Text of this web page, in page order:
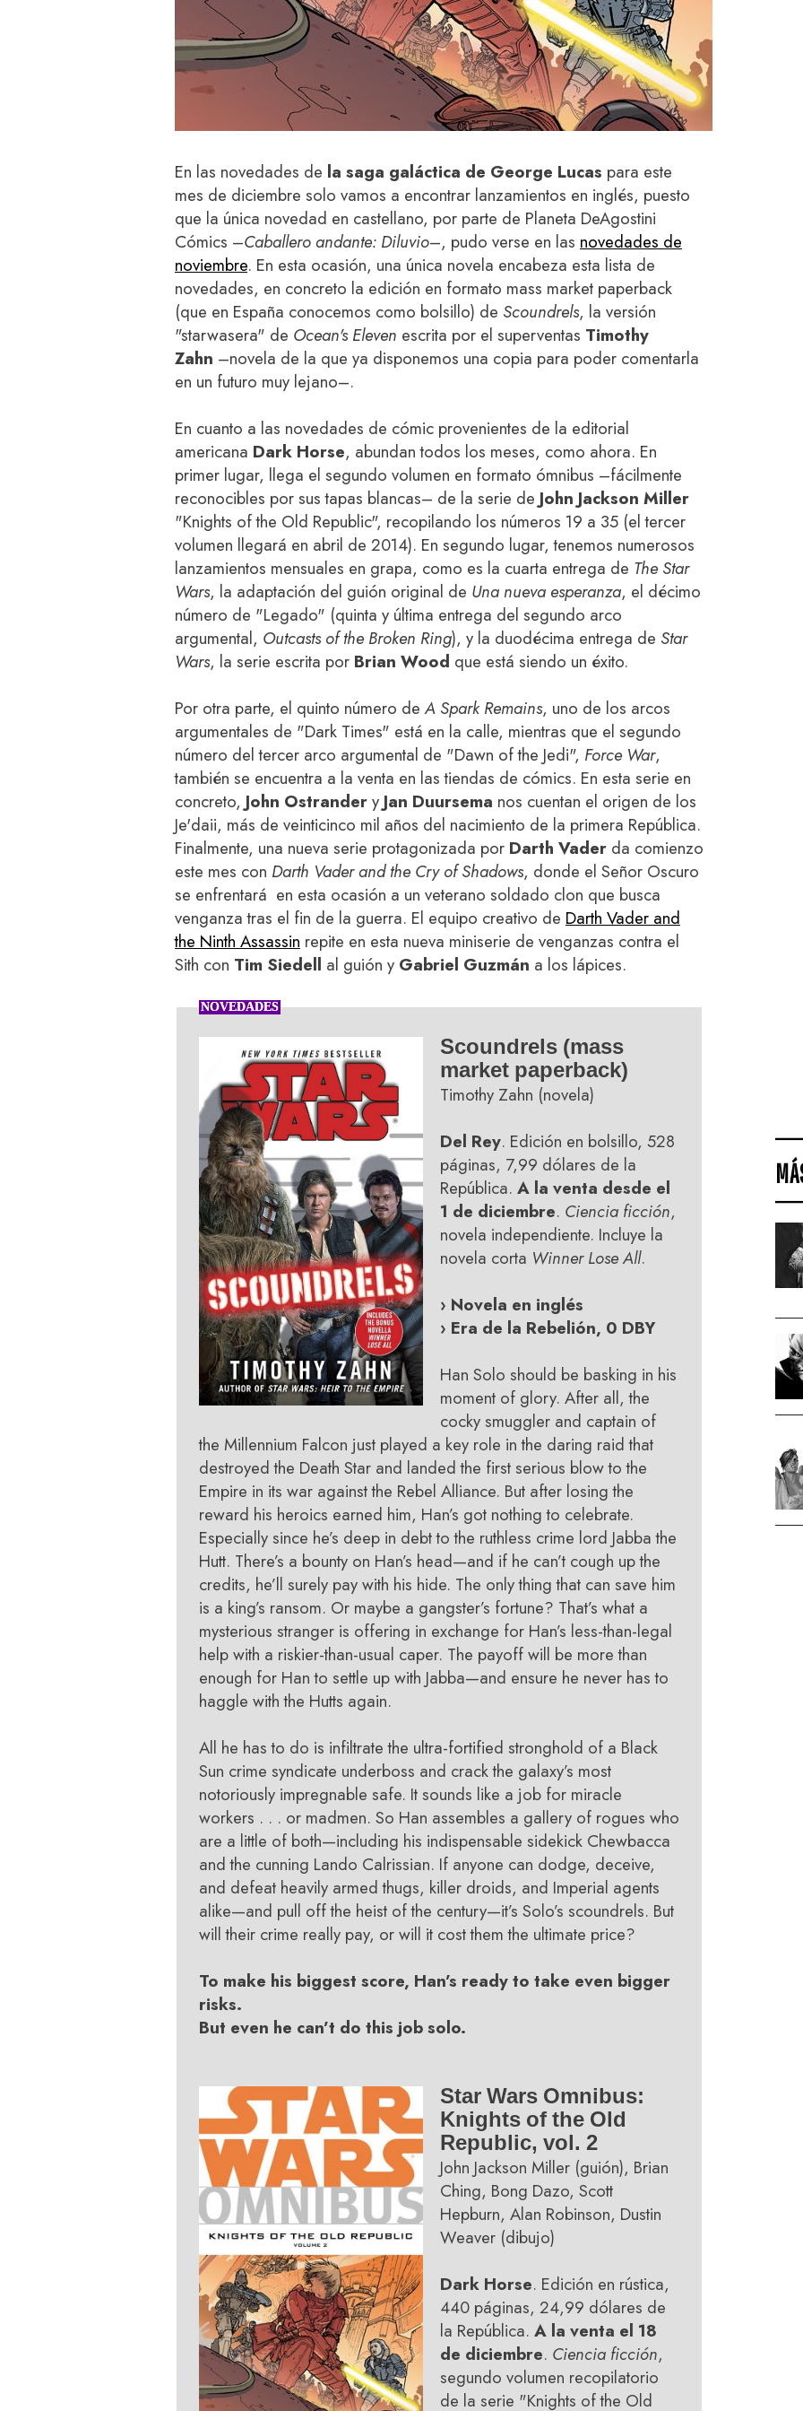
En las novedades de la saga galáctica de George Lucas para este
mes de diciembre solo vamos a encontrar lanzamientos en inglés, puesto
que la única novedad en castellano, por parte de Planeta DeAgostini
Cómics –Caballero andante: Diluvio–, pudo verse en las novedades de
noviembre. En esta ocasión, una única novela encabeza esta lista de
novedades, en concreto la edición en formato mass market paperback
(que en España conocemos como bolsillo) de Scoundrels, la versión
"starwasera" de Ocean's Eleven escrita por el superventas Timothy
Zahn –novela de la que ya disponemos una copia para poder comentarla
en un futuro muy lejano–.
En cuanto a las novedades de cómic provenientes de la editorial
americana Dark Horse, abundan todos los meses, como ahora. En
primer lugar, llega el segundo volumen en formato ómnibus –fácilmente
reconocibles por sus tapas blancas– de la serie de John Jackson Miller
"Knights of the Old Republic", recopilando los números 19 a 35 (el tercer
volumen llegará en abril de 2014). En segundo lugar, tenemos numerosos
lanzamientos mensuales en grapa, como es la cuarta entrega de The Star
Wars, la adaptación del guión original de Una nueva esperanza, el décimo
número de "Legado" (quinta y última entrega del segundo arco
argumental, Outcasts of the Broken Ring), y la duodécima entrega de Star
Wars, la serie escrita por Brian Wood que está siendo un éxito.
Por otra parte, el quinto número deA Spark Remains, uno de los arcos
argumentales de "Dark Times" está en la calle, mientras que el segundo
número del tercer arco argumental de "Dawn of the Jedi", Force War,
también se encuentra a la venta en las tiendas de cómics. En esta serie en
concreto, John Ostrandery Jan Duursema nos cuentan el origen de los
Je'daii, más de veinticinco mil años del nacimiento de la primera República.
Finalmente, una nueva serie protagonizada por Darth Vader da comienzo
este mes con Darth Vader and the Cry of Shadows, donde el Señor Oscuro
se enfrentará en esta ocasión a un veterano soldado clon que busca
venganza tras el fin de la guerra. El equipo creativo de Darth Vader and
the Ninth Assassin repite en esta nueva miniserie de venganzas contra el
Sith con Tim Siedell al guión y Gabriel Guzmán a los lápices.
NOVEDADES
Scoundrels (mass
market paperback)
Timothy Zahn (novela)
Del Rey. Edición en bolsillo, 528
páginas, 7,99 dólares de la
República. A la venta desde el
1 de diciembre. Ciencia ficción,
novela independiente. Incluye la
novela corta Winner Lose All.
› Novela en inglés
› Era de la Rebelión, 0 DBY
Han Solo should be basking in his
moment of glory. After all, the
cocky smuggler and captain of
the Millennium Falcon just played a key role in the daring raid that
destroyed the Death Star and landed the first serious blow to the
Empire in its war against the Rebel Alliance. But after losing the
reward his heroics earned him, Han’s got nothing to celebrate.
Especially since he’s deep in debt to the ruthless crime lord Jabba the
Hutt. There’s a bounty on Han’s head—and if he can’t cough up the
credits, he’ll surely pay with his hide. The only thing that can save him
is a king’s ransom. Or maybe a gangster’s fortune? That’s what a
mysterious stranger is offering in exchange for Han’s less-than-legal
help with a riskier-than-usual caper. The payoff will be more than
enough for Han to settle up with Jabba—and ensure he never has to
haggle with the Hutts again.
All he has to do is infiltrate the ultra-fortified stronghold of a Black
Sun crime syndicate underboss and crack the galaxy’s most
notoriously impregnable safe. It sounds like a job for miracle
workers . . . or madmen. So Han assembles a gallery of rogues who
are a little of both—including his indispensable sidekick Chewbacca
and the cunning Lando Calrissian. If anyone can dodge, deceive,
and defeat heavily armed thugs, killer droids, and Imperial agents
alike—and pull off the heist of the century—it’s Solo’s scoundrels. But
will their crime really pay, or will it cost them the ultimate price?
To make his biggest score, Han’s ready to take even bigger
risks.
But even he can’t do this job solo.
Star Wars Omnibus:
Knights of the Old
Republic, vol. 2
John Jackson Miller (guión), Brian
Ching, Bong Dazo, Scott
Hepburn, Alan Robinson, Dustin
Weaver (dibujo)
Dark Horse. Edición en rústica,
440 páginas, 24,99 dólares de
la República. A la venta el 18
de diciembre. Ciencia ficción,
segundo volumen recopilatorio
de la serie "Knights of the Old